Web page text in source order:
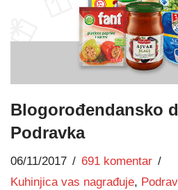
Blogorođendansko
Podravka
06/11/2017
691 komentar
Kuhinjica vas nagrađuje,